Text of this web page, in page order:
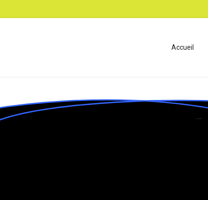
Accueil